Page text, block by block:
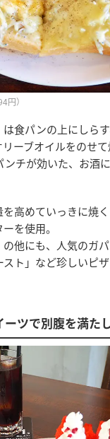
円）
は食パンの上にしら
ーブオイルをのせて
ンチが効いた、お酒
を高めていっきに焼
を使用。
の他にも、人気のガ
ト」など珍しいピ
ツで別腹を満た